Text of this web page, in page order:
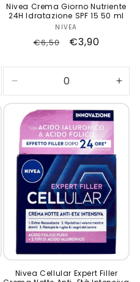
Nivea Crema Giorno Nutriente
24H Idratazione SPF 15 50 ml
Produttore:
NIVEA
Prezzo
listino
€6,50
Prezzo
€3,90
quantità
per
Default
Title
per
Nivea Cellular Expert Filler